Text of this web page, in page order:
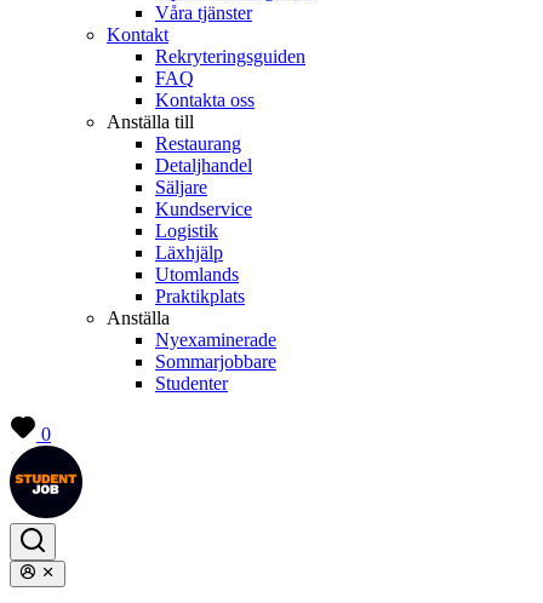
Våra tjänster
Kontakt
Rekryteringsguiden
FAQ
Kontakta oss
Anställa till
Restaurang
Detaljhandel
Säljare
Kundservice
Logistik
Läxhjälp
Utomlands
Praktikplats
Anställa
Nyexaminerade
Sommarjobbare
Studenter
0